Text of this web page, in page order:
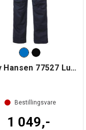
Helly Hansen 77527 Luna Light Bukse
Bestillingsvare
1 049,-